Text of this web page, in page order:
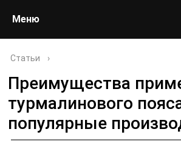
Меню
Статьи ›
Преимущества
турмалинового
популярные